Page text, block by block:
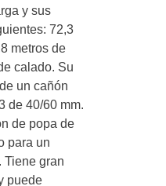
y sus
72,3
metros de
calado. Su
un cañón
de 40/60 mm.
de popa de
para un
Tiene gran
puede